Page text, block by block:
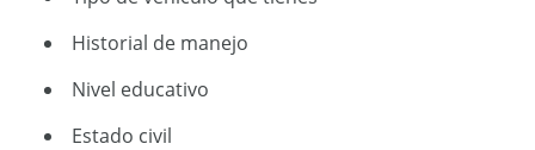
Historial de manejo
Nivel educativo
Estado civil